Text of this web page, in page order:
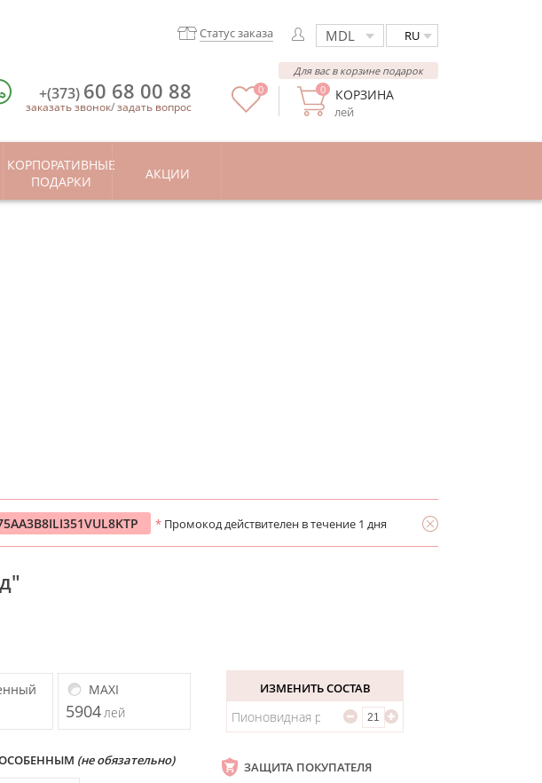
RU
Статус заказа
КОРЗИНА
лей
0
Для вас в корзине подарок
0
+(373) 60 68 00 88
заказать звонок/задать вопрос
КОРПОРАТИВНЫЕ
ПОДАРКИ
АКЦИИ
* Промокод действителен в течение 1 дня
MAXI
5904 лей
ОСОБЕННЫМ (не обязательно)
ИЗМЕНИТЬ СОСТАВ
Пионовидная роза
ЗАЩИТА ПОКУПАТЕЛЯ